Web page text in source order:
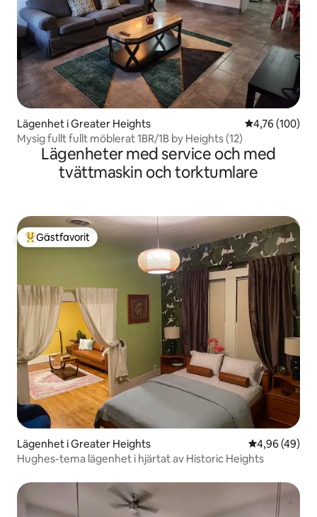
Lägenhet i Greater Heights 4,76 av 5 i
4,76 (100)
Mysig fullt fullt möblerat 1BR/1B by Heights (12)
Lägenheter med service och med
tvättmaskin och torktumlare
Populär gästfavorit
Gästfavorit
Lägenhet i Greater Heights 4,96 av 5 i
4,96 (49)
Hughes-tema lägenhet i hjärtat av Historic Heights